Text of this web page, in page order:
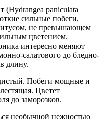
(Hydrangea paniculata
сильные побеги,
не превышающем
цветением.
интересно меняют
салатового до бледно-
длину.
Побеги мощные и
Цветет
до заморозков.
необычной нежностью